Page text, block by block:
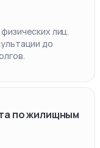
лиц.
до
по жилищным